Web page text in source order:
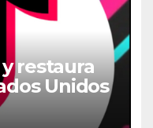
restaura
Unidos